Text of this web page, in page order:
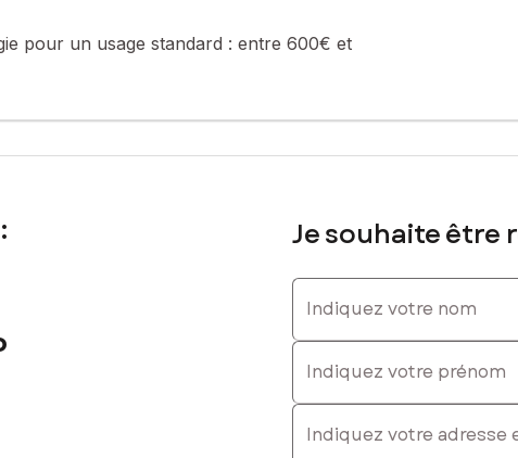
pour un usage standard : entre 600€ et
Je souhaite être
Indiquez votre nom
Indiquez votre prénom
E-mail